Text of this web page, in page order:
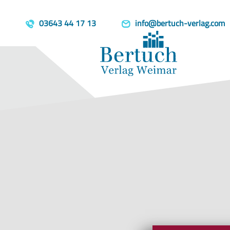
03643 44 17 13 info@bertuch-verlag.com
template=book, parent=/produkte/, include=hidden,